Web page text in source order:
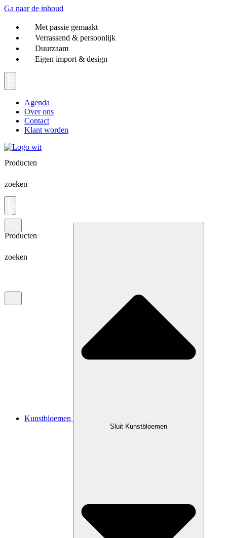
Ga naar de inhoud
Met passie gemaakt
Verrassend & persoonlijk
Duurzaam
Eigen import & design
Agenda
Over ons
Contact
Klant worden
Producten
zoeken
Producten
zoeken
Kunstbloemen
Sluit Kunstbloemen